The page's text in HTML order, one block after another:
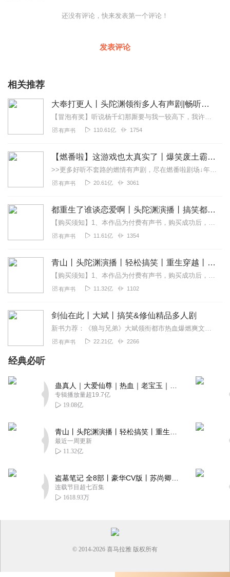
还没有评论，快来发表第一个评论！
发表评论
相关推荐
大奉打更人丨头陀渊领衔多人有声剧|畅听全集|王鹤棣、田曦薇主演影视剧原著|卖报小郎君
【冒泡有奖】听说杨千幻那厮要与我一较高下，我许七安要开始装叉了！快进入声音播放页戳下方输入框，冒个泡偷偷告诉我，我要用哪些诗词才能胜过他？说得好的，有赏！202...
有声书 110.61亿 1754
【燃番啦】这游戏也太真实了丨爆笑废土霸榜神作丨紫襟剧社制作
>>更多好听不套路的燃情有声剧，尽在燃番啦剧场↓年度重磅推荐本专辑为VIP免费专辑每天上午10点5集更新，订阅可以听到最新内容哦！每周抽一个专辑五星优质评论送...
有声书 20.61亿 3061
都重生了谁谈恋爱啊丨头陀渊演播丨搞笑都市丨穿越重生丨VIP免费 | 精品 | 多人有声剧
【购买须知】1、本作品为付费有声书，购买成功后，即可收听。2、版权归原作者所有，严禁翻录成任何形式，严禁在任何第三方平台传播，违者将追究其法律责任。3、如在充值...
有声书 11.61亿 1354
青山丨头陀渊演播丨轻松搞笑丨重生穿越丨古代权谋丨VIP免费 | 多人有声剧
【购买须知】1、本作品为付费有声书，购买成功后，即可收听。2、版权归原作者所有，严禁翻录成任何形式，严禁在任何第三方平台传播，违者将追究其法律责任。3、如在充...
有声书 11.32亿 1102
剑仙在此丨大斌丨搞笑&修仙精品多人剧
新书力荐：《狼与兄弟》大斌领衔都市热血爆燃爽文，点击进入新书力荐:《不让江山》搞笑&热血，梗多多&车速快，点击进入【内容简介】林北辰因为一个奇异的手机而穿越到东...
有声书 22.21亿 2266
经典必听
专辑播放量超19.7亿
19.08亿
最近一周更新
11.32亿
连载节目超七百集
1618.93万
© 2014-2026 喜马拉雅 版权所有